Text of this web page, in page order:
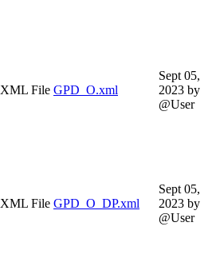
XML File GPD_O.xml
Sept 05,
2023 by
@User
XML File GPD_O_DP.xml
Sept 05,
2023 by
@User